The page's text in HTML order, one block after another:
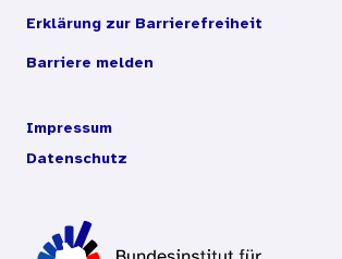
Erklärung zur Barrierefreiheit
Barriere melden
Impressum
Datenschutz